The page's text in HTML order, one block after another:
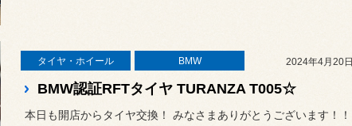
タイヤ・ホイール BMW 2024年4月20日
BMW認証RFTタイヤ TURANZA T005☆
本日も開店からタイヤ交換！ みなさまありがとうございます！！